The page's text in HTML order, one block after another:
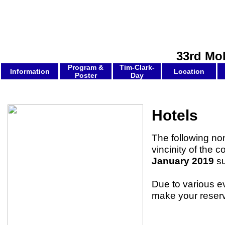
33rd
Information
Program &
Poster
Tim-Clark-
Day
Location
Hotels
The following
vincinity of the
January 2019
Due to various
make your